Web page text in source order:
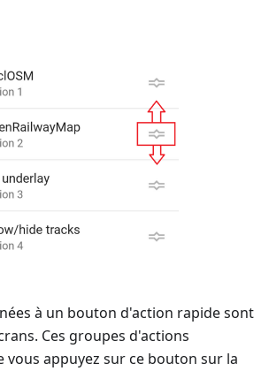
à un bouton d'action rapide sont
Ces groupes d'actions
vous appuyez sur ce bouton sur la